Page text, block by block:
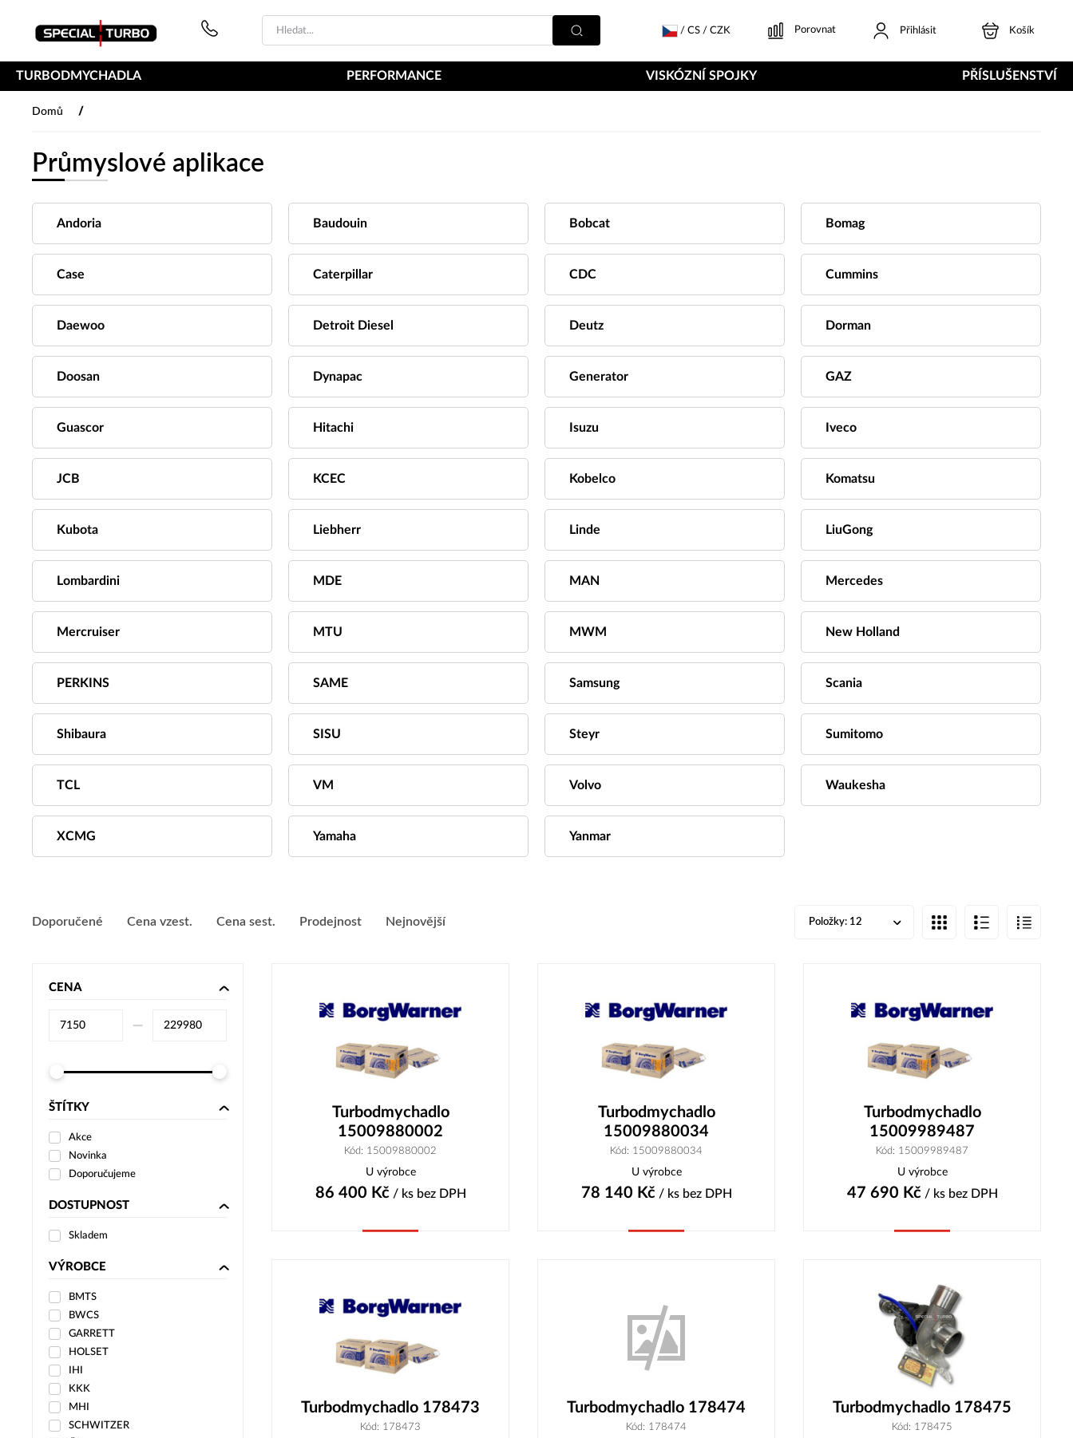
/ CS / CZK Porovnat Přihlásit Košík
TURBODMYCHADLA PERFORMANCE VISKÓZNÍ SPOJKY PŘÍSLUŠENSTVÍ
Domů /
Průmyslové aplikace
Andoria Baudouin Bobcat Bomag
Case Caterpillar CDC Cummins
Daewoo Detroit Diesel Deutz Dorman
Doosan Dynapac Generator GAZ
Guascor Hitachi Isuzu Iveco
JCB KCEC Kobelco Komatsu
Kubota Liebherr Linde LiuGong
Lombardini MDE MAN Mercedes
Mercruiser MTU MWM New Holland
PERKINS SAME Samsung Scania
Shibaura SISU Steyr Sumitomo
TCL VM Volvo Waukesha
XCMG Yamaha Yanmar
Doporučené Cena vzest. Cena sest. Prodejnost Nejnovější Položky: 12
CENA
–⁠
ŠTÍTKY
Akce
Novinka
Doporučujeme
DOSTUPNOST
Skladem
VÝROBCE
BMTS
BWCS
GARRETT
HOLSET
IHI
KKK
MHI
SCHWITZER
Turbodmychadlo
15009880002
Kód: 15009880002
U výrobce
86 400 Kč/ ks bez DPH
Turbodmychadlo
15009880034
Kód: 15009880034
U výrobce
78 140 Kč/ ks bez DPH
Turbodmychadlo
15009989487
Kód: 15009989487
U výrobce
47 690 Kč/ ks bez DPH
Turbodmychadlo 178473
Kód: 178473
Turbodmychadlo 178474
Kód: 178474
Turbodmychadlo 178475
Kód: 178475